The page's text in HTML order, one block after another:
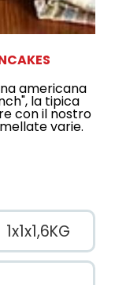
americana
la tipica
con il nostro
varie.
1x1x1,6KG